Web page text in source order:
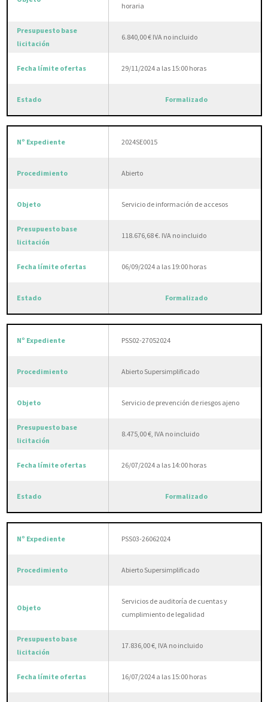
horaria
6.840,00 € IVA no incluido
29/11/2024 a las 15:00 horas
Formalizado
2024SE0015
Abierto
Servicio de información de accesos
118.676,68 €. IVA no incluido
06/09/2024 a las 19:00 horas
Formalizado
PSS02-27052024
Abierto Supersimplificado
Servicio de prevención de riesgos ajeno
8.475,00 €, IVA no incluido
26/07/2024 a las 14:00 horas
Formalizado
PSS03-26062024
Abierto Supersimplificado
Servicios de auditoría de cuentas y
cumplimiento de legalidad
17.836,00 €, IVA no incluido
16/07/2024 a las 15:00 horas